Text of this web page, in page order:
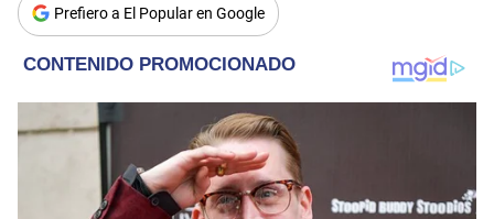
Prefiero a El Popular en Google